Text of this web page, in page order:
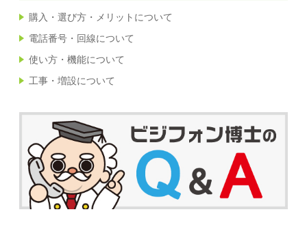
購入・選び方・メリットについて
電話番号・回線について
使い方・機能について
工事・増設について